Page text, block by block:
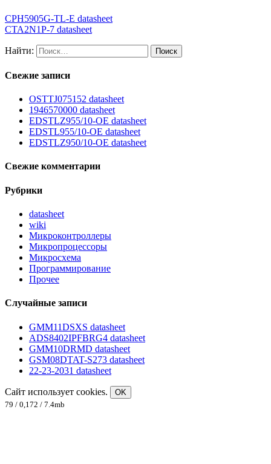
CPH5905G-TL-E datasheet
CTA2N1P-7 datasheet
Найти:
Свежие записи
OSTTJ075152 datasheet
1946570000 datasheet
EDSTLZ955/10-OE datasheet
EDSTL955/10-OE datasheet
EDSTLZ950/10-OE datasheet
Свежие комментарии
Рубрики
datasheet
wiki
Микроконтроллеры
Микропроцессоры
Микросхема
Программирование
Прочее
Случайные записи
GMM11DSXS datasheet
ADS8402IPFBRG4 datasheet
GMM10DRMD datasheet
GSM08DTAT-S273 datasheet
22-23-2031 datasheet
Сайт использует cookies.
OK
79 / 0,172 / 7.4mb